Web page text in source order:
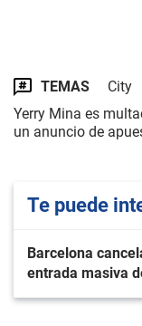
TEMAS City
Yerry Mina es
un anuncio de
Te puede
Barcelona
entrada masiva